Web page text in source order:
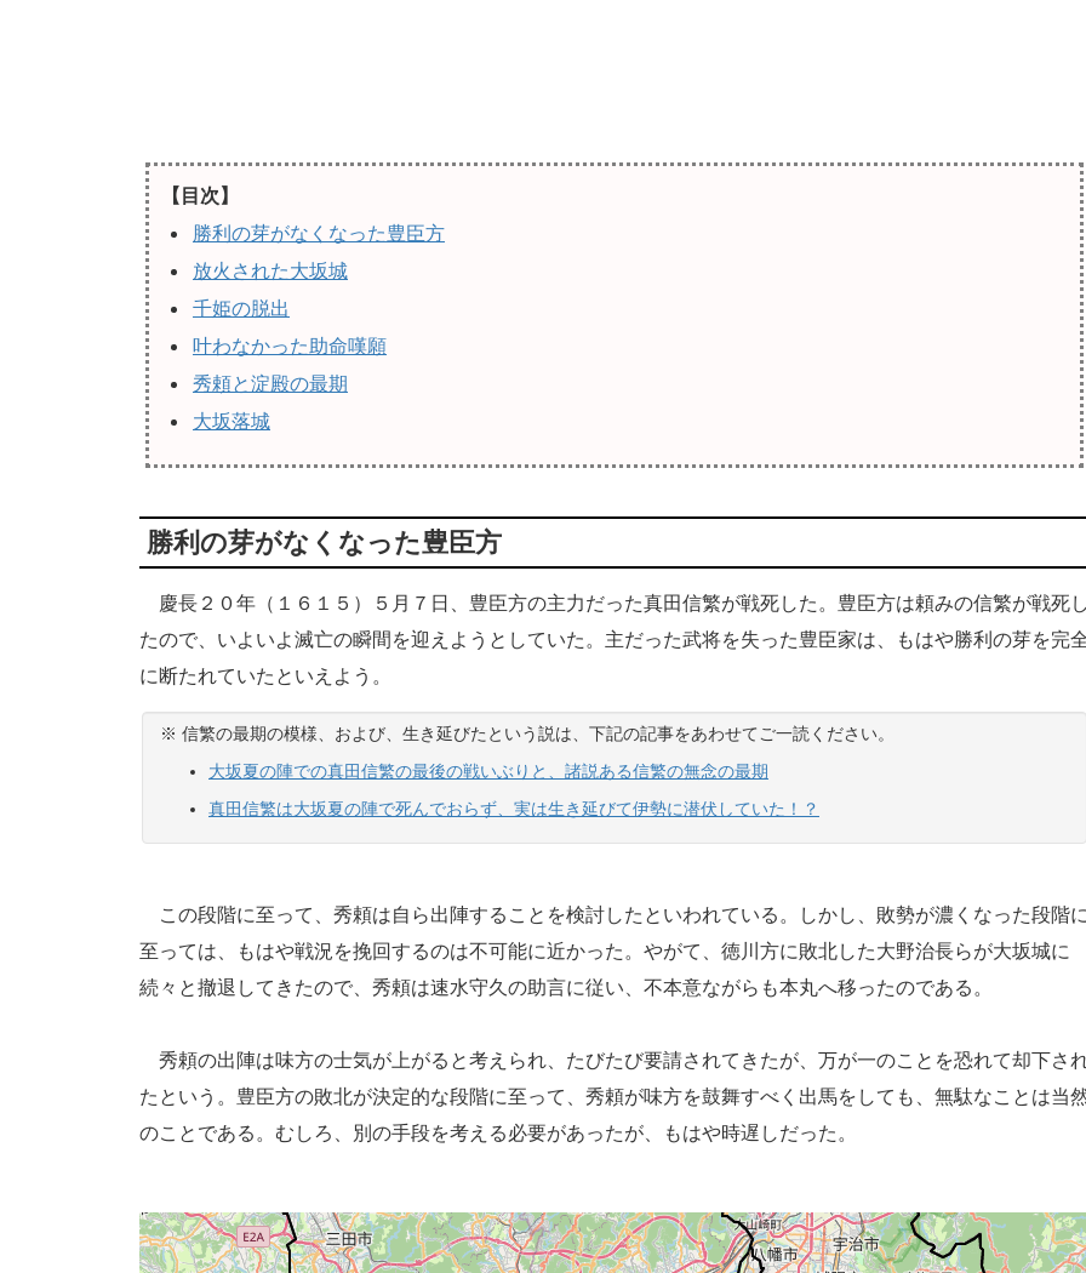
【目次】
勝利の芽がなくなった豊臣方
放火された大坂城
千姫の脱出
叶わなかった助命嘆願
秀頼と淀殿の最期
大坂落城
勝利の芽がなくなった豊臣方
慶長２０年（１６１５）５月７日、豊臣方の主力だった真田信繁が戦死した。豊臣方は頼みの信繁が戦死し
たので、いよいよ滅亡の瞬間を迎えようとしていた。主だった武将を失った豊臣家は、もはや勝利の芽を完
に断たれていたといえよう。
※ 信繁の最期の模様、および、生き延びたという説は、下記の記事をあわせてご一読ください。
大坂夏の陣での真田信繁の最後の戦いぶりと、諸説ある信繁の無念の最期
真田信繁は大坂夏の陣で死んでおらず、実は生き延びて伊勢に潜伏していた！？
この段階に至って、秀頼は自ら出陣することを検討したといわれている。しかし、敗勢が濃くなった段階に
至っては、もはや戦況を挽回するのは不可能に近かった。やがて、徳川方に敗北した大野治長らが大坂城に
続々と撤退してきたので、秀頼は速水守久の助言に従い、不本意ながらも本丸へ移ったのである。
秀頼の出陣は味方の士気が上がると考えられ、たびたび要請されてきたが、万が一のことを恐れて却下さ
たという。豊臣方の敗北が決定的な段階に至って、秀頼が味方を鼓舞すべく出馬をしても、無駄なことは当
のことである。むしろ、別の手段を考える必要があったが、もはや時遅しだった。
旧二条城